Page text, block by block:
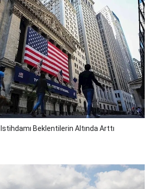
Beklentilerin Altında Arttı